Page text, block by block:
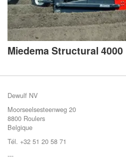
Miedema Structural 4000
Dewulf NV
Moorseelsesteenweg 20
8800 Roulers
Belgique
Tél. +32 51 20 58 71
---